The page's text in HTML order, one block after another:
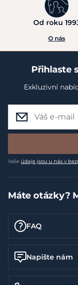
Od roku
O nás
Přihlaste
Exkluzivní
Vaše údaje jsou u nás v
Máte otázky?
FAQ
Napište nám